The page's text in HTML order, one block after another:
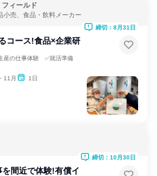
ィールド
小売、食品・飲料メーカー
コース!食品×企業研
産の仕事体験 ✅就活準備
11月 1日
締切：8月31日
間近で体験!有償イ
締切：10月30日